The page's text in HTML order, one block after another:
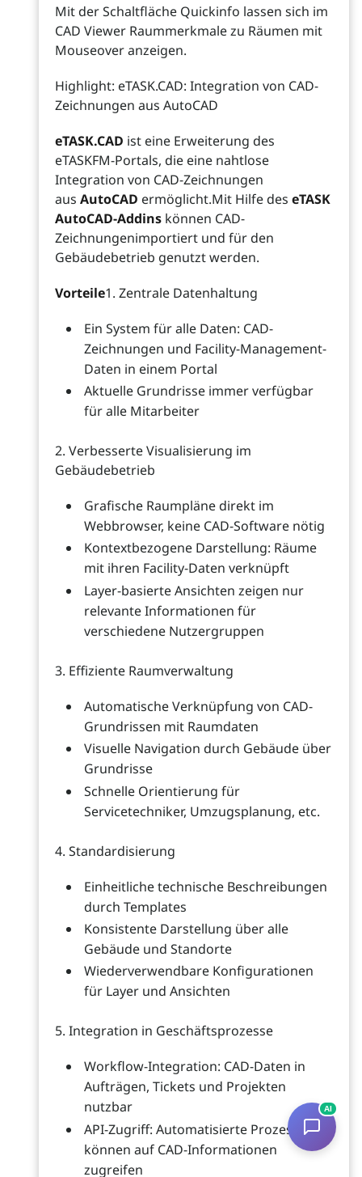
Mit der Schaltfläche Quickinfo lassen sich im
CAD Viewer Raummerkmale zu Räumen mit
Mouseover anzeigen.
Highlight: eTASK.CAD: Integration von CAD-
Zeichnungen aus AutoCAD
eTASK.CAD ist eine Erweiterung des
eTASKFM-Portals, die eine nahtlose
Integration von CAD-Zeichnungen
aus AutoCAD ermöglicht.Mit Hilfe des eTASK
AutoCAD-Addins können CAD-
Zeichnungenimportiert und für den
Gebäudebetrieb genutzt werden.
Vorteile1. Zentrale Datenhaltung
Ein System für alle Daten: CAD-
Zeichnungen und Facility-Management-
Daten in einem Portal
Aktuelle Grundrisse immer verfügbar
für alle Mitarbeiter
2. Verbesserte Visualisierung im
Gebäudebetrieb
Grafische Raumpläne direkt im
Webbrowser, keine CAD-Software nötig
Kontextbezogene Darstellung: Räume
mit ihren Facility-Daten verknüpft
Layer-basierte Ansichten zeigen nur
relevante Informationen für
verschiedene Nutzergruppen
3. Effiziente Raumverwaltung
Automatische Verknüpfung von CAD-
Grundrissen mit Raumdaten
Visuelle Navigation durch Gebäude über
Grundrisse
Schnelle Orientierung für
Servicetechniker, Umzugsplanung, etc.
4. Standardisierung
Einheitliche technische Beschreibungen
durch Templates
Konsistente Darstellung über alle
Gebäude und Standorte
Wiederverwendbare Konfigurationen
für Layer und Ansichten
5. Integration in Geschäftsprozesse
Workflow-Integration: CAD-Daten in
Aufträgen, Tickets und Projekten
nutzbar
API-Zugriff: Automatisierte Prozesse
können auf CAD-Informationen
zugreifen
AI